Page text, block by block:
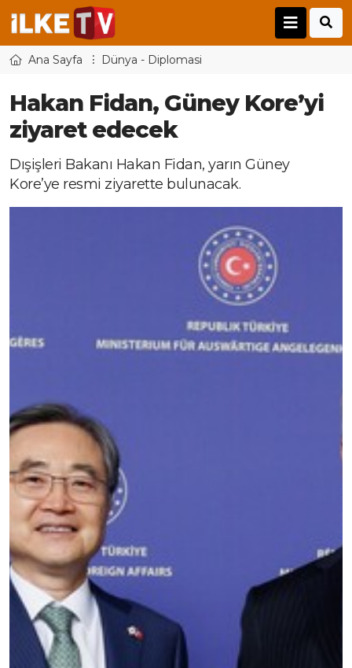
Ana Sayfa Dünya - Diplomasi
Hakan Fidan, Güney Kore’yi
ziyaret edecek
Dışişleri Bakanı Hakan Fidan, yarın Güney
Kore’ye resmi ziyarette bulunacak.